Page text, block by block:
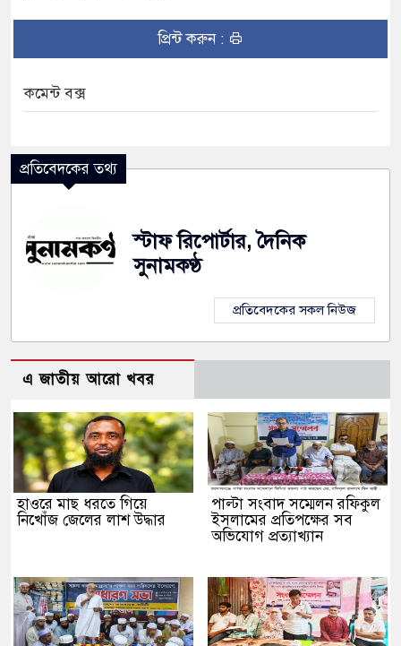
প্রিন্ট করুন :
কমেন্ট বক্স
প্রতিবেদকের তথ্য
স্টাফ রিপোর্টার, দৈনিক
সুনামকণ্ঠ
প্রতিবেদকের সকল নিউজ
এ জাতীয় আরো খবর
হাওরে মাছ ধরতে গিয়ে
নিখোঁজ জেলের লাশ উদ্ধার
পাল্টা সংবাদ সম্মেলন রফিকুল
ইসলামের প্রতিপক্ষের সব
অভিযোগ প্রত্যাখ্যান